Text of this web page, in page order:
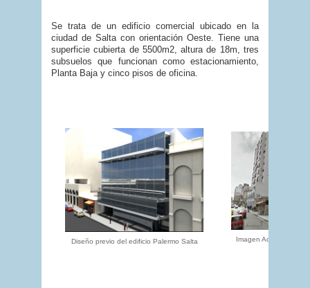
Se trata de un edificio comercial ubicado en la
ciudad de Salta con orientación Oeste. Tiene una
superficie cubierta de 5500m2, altura de 18m, tres
subsuelos que funcionan como estacionamiento,
Planta Baja y cinco pisos de oficina.
Diseño previo del edificio Palermo Salta Imagen Actual del